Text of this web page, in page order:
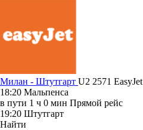
Милан - Штутгарт U2 2571 EasyJet
18:20 Мальпенса
в пути 1 ч 0 мин Прямой рейс
19:20 Штутгарт
Найти